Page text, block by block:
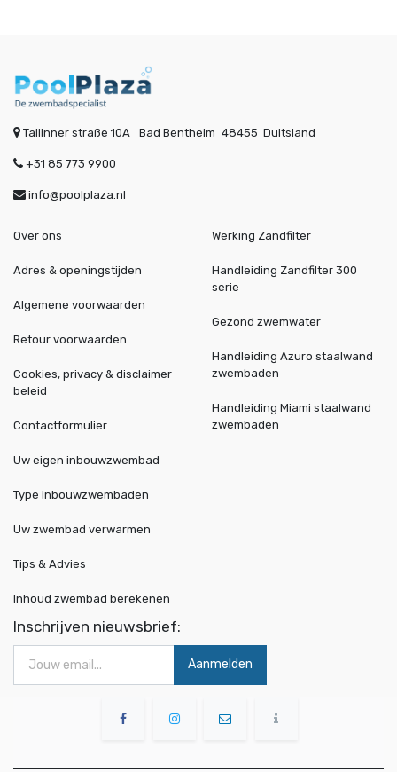
Tallinner straße 10A Bad Bentheim 48455 Duitsland
+31 85 773 9900
info@poolplaza.nl
Over ons
Adres & openingstijden
Algemene voorwaarden
Retour voorwaarden
Cookies, privacy & disclaimer
beleid
Contactformulier
Werking Zandfilter
Handleiding Zandfilter 300
serie
Gezond zwemwater
Handleiding Azuro staalwand
zwembaden
Handleiding Miami staalwand
zwembaden
Uw eigen inbouwzwembad
Type inbouwzwembaden
Uw zwembad verwarmen
Tips & Advies
Inhoud zwembad berekenen
Inschrijven nieuwsbrief:
Aanmelden